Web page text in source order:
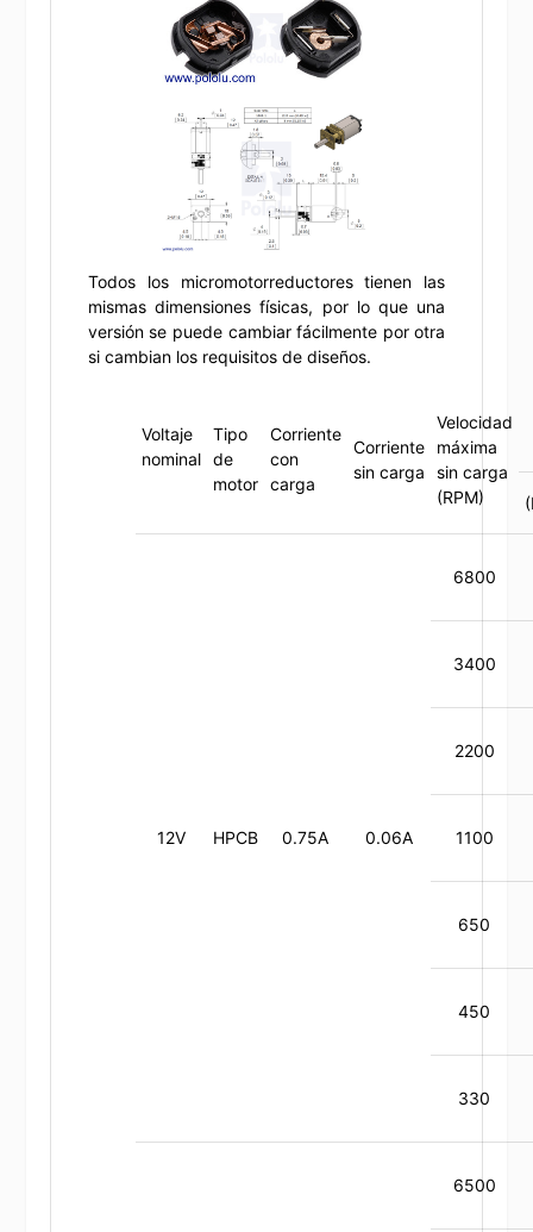
Todos los micromotorreductores tienen las
mismas dimensiones físicas, por lo que una
versión se puede cambiar fácilmente por otra
si cambian los requisitos de diseños.
Voltaje
nominal
Tipo
de
motor
Corriente
con
carga
Corriente
sin carga
Velocidad
máxima
sin carga
(RPM)
12V HPCB 0.75A 0.06A
6800
3400
2200
1100
650
450
330
6500